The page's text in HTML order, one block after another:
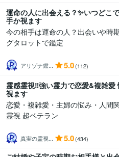
運命の人に出会える？✨いつどこ
手か視ます
今の相手は運命の人？出会いや時
グタロットで鑑定
アリゾナ鑑... 5.0(112)
霊感霊視‼️強い霊力で恋愛&複雑愛
視ます
恋愛・複雑愛・主婦の悩み・人間
霊視 超ベテラン
真実の霊視... 5.0(434)